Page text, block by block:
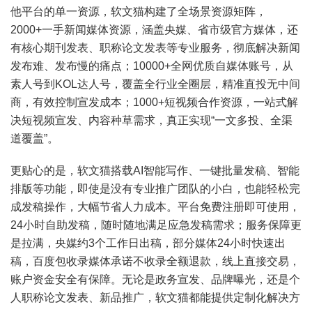
他平台的单一资源，软文猫构建了全场景资源矩阵，
2000+一手新闻媒体资源，涵盖央媒、省市级官方媒体，还
有核心期刊发表、职称论文发表等专业服务，彻底解决新闻
发布难、发布慢的痛点；10000+全网优质自媒体账号，从
素人号到KOL达人号，覆盖全行业全圈层，精准直投无中间
商，有效控制宣发成本；1000+短视频合作资源，一站式解
决短视频宣发、内容种草需求，真正实现“一文多投、全渠
道覆盖”。
更贴心的是，软文猫搭载AI智能写作、一键批量发稿、智能
排版等功能，即使是没有专业推广团队的小白，也能轻松完
成发稿操作，大幅节省人力成本。平台免费注册即可使用，
24小时自助发稿，随时随地满足应急发稿需求；服务保障更
是拉满，央媒约3个工作日出稿，部分媒体24小时快速出
稿，百度包收录媒体承诺不收录全额退款，线上直接交易，
账户资金安全有保障。无论是政务宣发、品牌曝光，还是个
人职称论文发表、新品推广，软文猫都能提供定制化解决方